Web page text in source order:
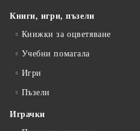
Книги, игри, пъзели
Книжки за оцветяване
Учебни помагала
Игри
Пъзели
Играчки